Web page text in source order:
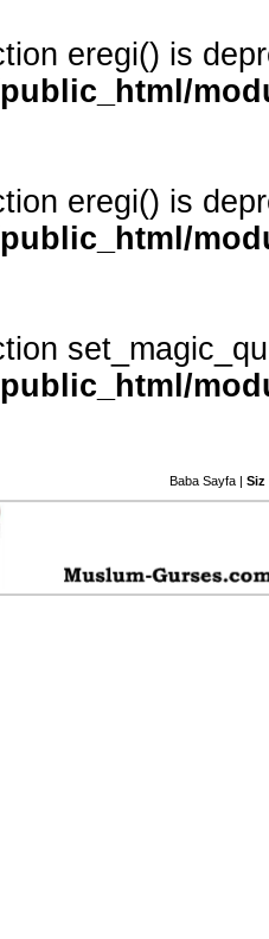
eregi() is
eregi() is
Baba Sayfa | Siz